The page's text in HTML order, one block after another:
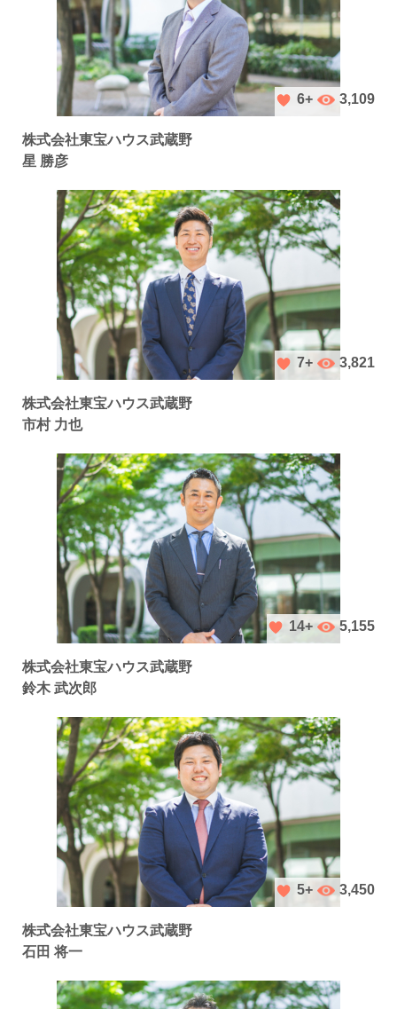
6+ 3,109
株式会社東宝ハウス武蔵野
星 勝彦
7+ 3,821
株式会社東宝ハウス武蔵野
市村 力也
14+ 5,155
株式会社東宝ハウス武蔵野
鈴木 武次郎
5+ 3,450
株式会社東宝ハウス武蔵野
石田 将一